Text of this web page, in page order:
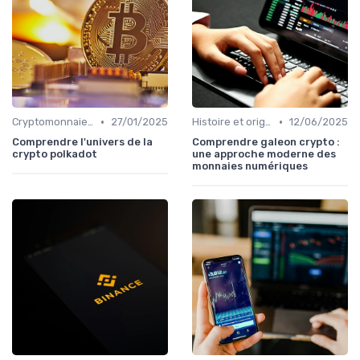
Cryptomonnaies populaires •
27/01/2025
Comprendre l'univers de la
crypto polkadot
Histoire et origines des cryptomonnaies • 12/06/2025
Comprendre galeon crypto :
une approche moderne des
monnaies numériques